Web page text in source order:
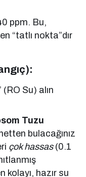
ppm. Bu,
“tatlı nokta”dır
Su) alın
Tuzu
bulacağınız
çok hassas(0.1
kolayı, hazır su